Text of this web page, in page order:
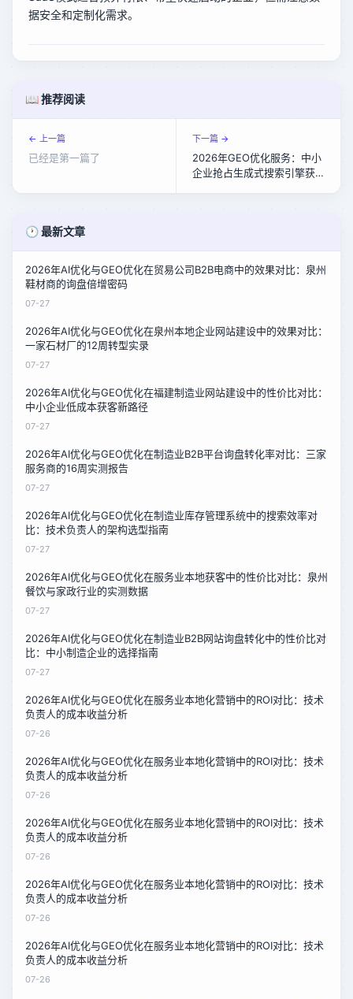
据安全和定制化需求。
📖 推荐阅读
← 上一篇
已经是第一篇了
下一篇 →
2026年GEO优化服务：中小
企业抢占生成式搜索引擎获
🕐 最新文章
2026年AI优化与GEO优化在贸易公司B2B电商中的效果对比：泉州
鞋材商的询盘倍增密码
07-27
2026年AI优化与GEO优化在泉州本地企业网站建设中的效果对比：
一家石材厂的12周转型实录
07-27
2026年AI优化与GEO优化在福建制造业网站建设中的性价比对比：
中小企业低成本获客新路径
07-27
2026年AI优化与GEO优化在制造业B2B平台询盘转化率对比：三家
服务商的16周实测报告
07-27
2026年AI优化与GEO优化在制造业库存管理系统中的搜索效率对
比：技术负责人的架构选型指南
07-27
2026年AI优化与GEO优化在服务业本地获客中的性价比对比：泉州
餐饮与家政行业的实测数据
07-27
2026年AI优化与GEO优化在制造业B2B网站询盘转化中的性价比对
比：中小制造企业的选择指南
07-27
2026年AI优化与GEO优化在服务业本地化营销中的ROI对比：技术
负责人的成本收益分析
07-26
2026年AI优化与GEO优化在服务业本地化营销中的ROI对比：技术
负责人的成本收益分析
07-26
2026年AI优化与GEO优化在服务业本地化营销中的ROI对比：技术
负责人的成本收益分析
07-26
2026年AI优化与GEO优化在服务业本地化营销中的ROI对比：技术
负责人的成本收益分析
07-26
2026年AI优化与GEO优化在服务业本地化营销中的ROI对比：技术
负责人的成本收益分析
07-26